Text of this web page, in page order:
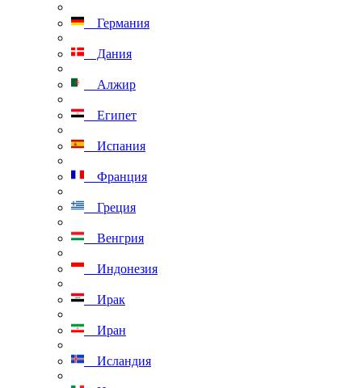
Германия
Дания
Алжир
Египет
Испания
Франция
Греция
Венгрия
Индонезия
Ирак
Иран
Исландия